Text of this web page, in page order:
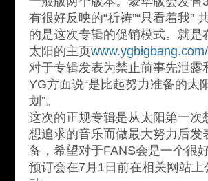
有很好反映的“祈祷”“只看着我”
的是这次专辑的促销模式。就
太阳的主页
对于专辑发表为禁止前事先泄
YG方面说“是比起努力准备的太
划”。
这次的正规专辑是从太阳第一
想追求的音乐而做最大努力后
备，希望对于FANS会是一个很
预订会在7月1日前在相关网站